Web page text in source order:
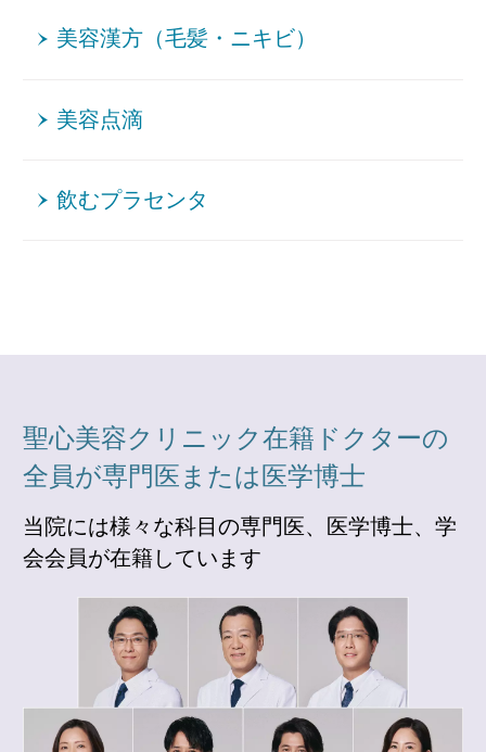
美容漢方（毛髪・ニキビ）
美容点滴
飲むプラセンタ
聖心美容クリニック在籍ドクターの
全員が専門医または医学博士
当院には様々な科目の専門医、医学博士、学
会会員が在籍しています